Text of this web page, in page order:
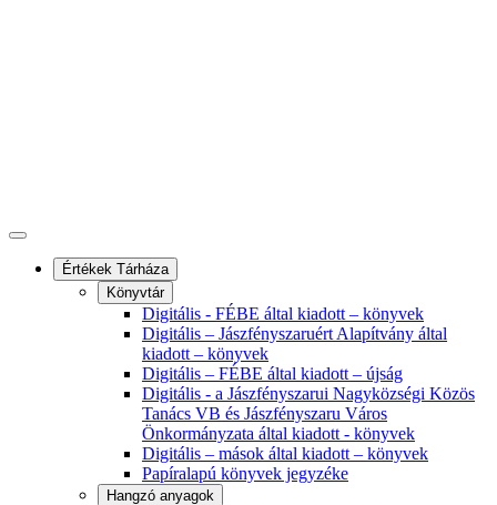
Értékek Tárháza
Könyvtár
Digitális - FÉBE által kiadott – könyvek
Digitális – Jászfényszaruért Alapítvány által
kiadott – könyvek
Digitális – FÉBE által kiadott – újság
Digitális - a Jászfényszarui Nagyközségi Közös
Tanács VB és Jászfényszaru Város
Önkormányzata által kiadott - könyvek
Digitális – mások által kiadott – könyvek
Papíralapú könyvek jegyzéke
Hangzó anyagok